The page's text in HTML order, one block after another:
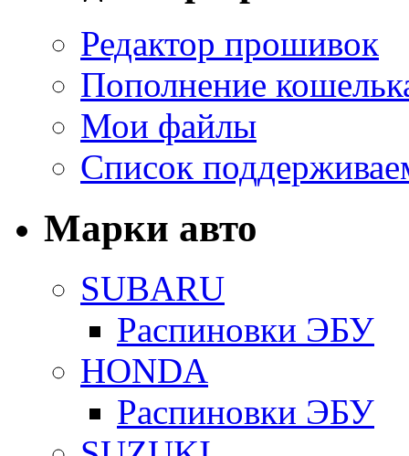
Редактор прошивок
Пополнение
Мои файлы
Список
Марки авто
SUBARU
Распиновки ЭБУ
HONDA
Распиновки ЭБУ